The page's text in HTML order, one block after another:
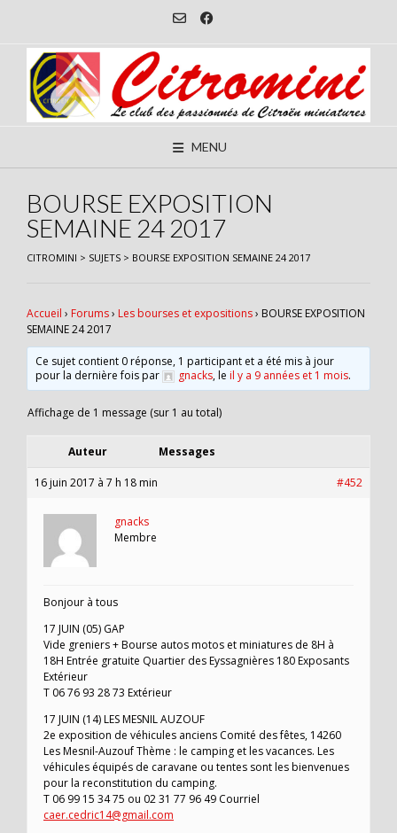
content
MENU
BOURSE EXPOSITION
SEMAINE 24 2017
CITROMINI > SUJETS > BOURSE EXPOSITION SEMAINE 24 2017
Accueil › Forums› Les bourses et expositions› BOURSE EXPOSITION
SEMAINE 24 2017
Ce sujet contient 0 réponse, 1 participant et a été mis à jour
pour la dernière fois par
gnacks, leil y a 9 années et 1 mois.
Affichage de 1 message (sur 1 au total)
Auteur Messages
16 juin 2017 à 7 h 18 min #452
gnacks
Membre
Bonjour à tous
17 JUIN (05) GAP
Vide greniers + Bourse autos motos et miniatures de 8H à
18H Entrée gratuite Quartier des Eyssagnières 180 Exposants
Extérieur
T 06 76 93 28 73 Extérieur
17 JUIN (14) LES MESNIL AUZOUF
2e exposition de véhicules anciens Comité des fêtes, 14260
Les Mesnil-Auzouf Thème : le camping et les vacances. Les
véhicules équipés de caravane ou tentes sont les bienvenues
pour la reconstitution du camping.
T 06 99 15 34 75 ou 02 31 77 96 49 Courriel
caer.cedric14@gmail.com